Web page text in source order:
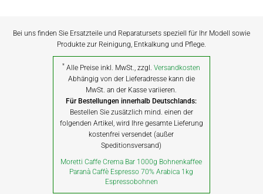
Bei uns finden Sie Ersatzteile und Reparatursets speziell für Ihr Modell sowie
Produkte zur Reinigung, Entkalkung und Pflege.
* Alle Preise inkl. MwSt., zzgl.Versandkosten
Abhängig von der Lieferadresse kann die
MwSt. an der Kasse variieren.
Für Bestellungen innerhalb Deutschlands:
Bestellen Sie zusätzlich mind. einen der
folgenden Artikel, wird Ihre gesamte Lieferung
kostenfrei versendet (außer
Speditionsversand)
Moretti Caffe Crema Bar 1000g Bohnenkaffee
Paranà Caffè Espresso 70% Arabica 1kg
Espressobohnen